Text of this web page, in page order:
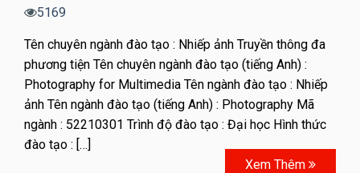
5169
Tên chuyên ngành đào tạo : Nhiếp ảnh Truyền thông đa
phương tiện Tên chuyên ngành đào tạo (tiếng Anh) :
Photography for Multimedia Tên ngành đào tạo : Nhiếp
ảnh Tên ngành đào tạo (tiếng Anh) : Photography Mã
ngành : 52210301 Trình độ đào tạo : Đại học Hình thức
đào tạo : […]
Xem Thêm